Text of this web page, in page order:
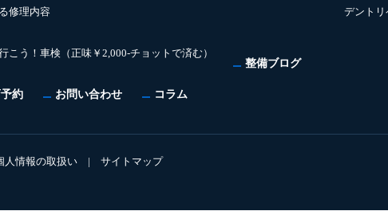
修理内容
こう！車検（正味￥2,000-チョットで済む）
デントリ
整備ブログ
約 お問い合わせ コラム
人情報の取扱い | サイトマップ